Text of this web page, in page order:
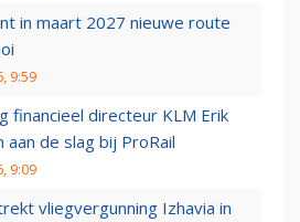
in maart 2027 nieuwe route
9:59
financieel directeur KLM Erik
aan de slag bij ProRail
9:09
vliegvergunning Izhavia in